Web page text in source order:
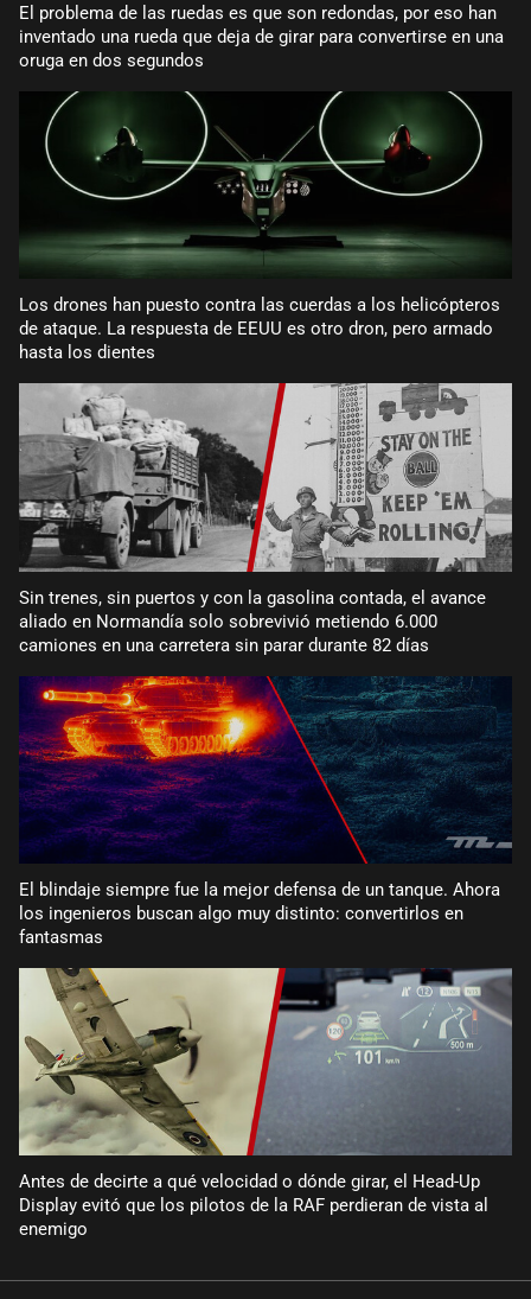
El problema de las ruedas es que son redondas, por eso han
inventado una rueda que deja de girar para convertirse en una
oruga en dos segundos
Los drones han puesto contra las cuerdas a los helicópteros
de ataque. La respuesta de EEUU es otro dron, pero armado
hasta los dientes
Sin trenes, sin puertos y con la gasolina contada, el avance
aliado en Normandía solo sobrevivió metiendo 6.000
camiones en una carretera sin parar durante 82 días
El blindaje siempre fue la mejor defensa de un tanque. Ahora
los ingenieros buscan algo muy distinto: convertirlos en
fantasmas
Antes de decirte a qué velocidad o dónde girar, el Head-Up
Display evitó que los pilotos de la RAF perdieran de vista al
enemigo